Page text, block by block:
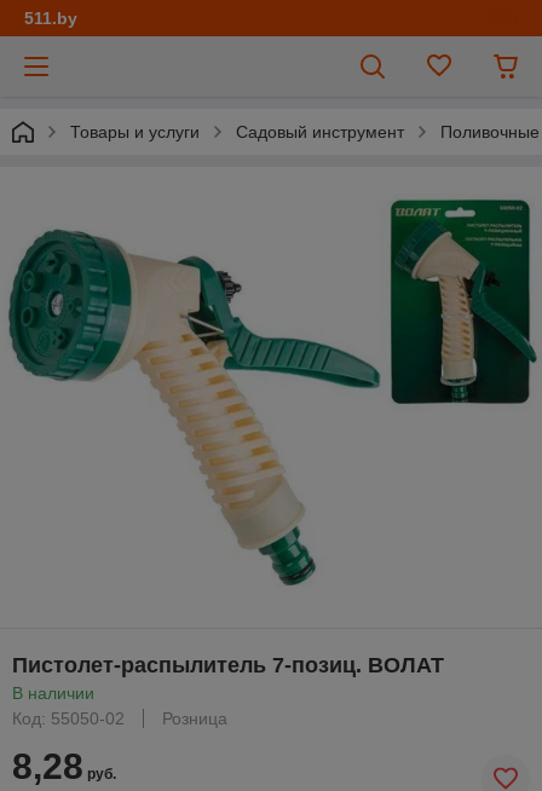
511.by
Товары и услуги Садовый инструмент
Пистолет-распылитель 7-позиц. ВОЛАТ
В наличии
Код: 55050-02
Розница
8,28 руб.